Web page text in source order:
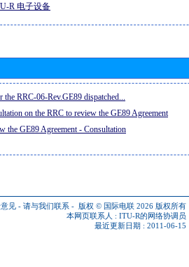
R 电子设备
RRC-06-Rev.GE89 dispatched...
on the RRC to review the GE89 Agreement
the GE89 Agreement - Consultation
见 - 请与我们联系 - 版权 © 国际电联 2026 版权所有
本网页联系人 : ITU-R的网络协调员
最近更新日期 : 2011-06-15